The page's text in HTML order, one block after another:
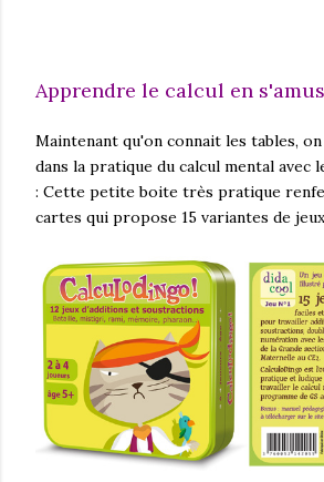
Apprendre le calcul en
Maintenant qu'on connait les tables,
dans la pratique du calcul mental avec
: Cette petite boite très pratique
cartes qui propose 15 variantes de